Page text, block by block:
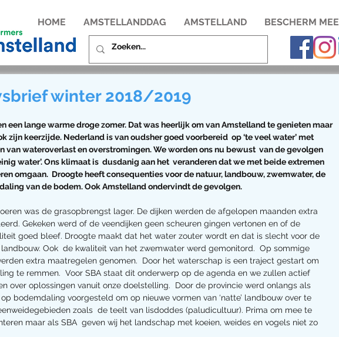
HOME AMSTELLANDDAG AMSTELLAND BESCHERM MEE
winter 2018/2019
een lange warme droge zomer. Dat was heerlijk om van Amstelland te genieten maar
zijn keerzijde. Nederland is van oudsher goed voorbereid  op ‘te veel water’ met
van wateroverlast en overstromingen. We worden ons nu bewust  van de gevolgen
water’. Ons klimaat is  dusdanig aan het  veranderen dat we met beide extremen
omgaan.  Droogte heeft consequenties voor de natuur, landbouw, zwemwater, de
van de bodem. Ook Amstelland ondervindt de gevolgen.
was de grasopbrengst lager. De dijken werden de afgelopen maanden extra
Gekeken werd of de veendijken geen scheuren gingen vertonen en of de
goed bleef. Droogte maakt dat het water zouter wordt en dat is slecht voor de
Ook  de kwaliteit van het zwemwater werd gemonitord.  Op sommige
extra maatregelen genomen.  Door het waterschap is een traject gestart om
te remmen.  Voor SBA staat dit onderwerp op de agenda en we zullen actief
over oplossingen vanuit onze doelstelling.  Door de provincie werd onlangs als
bodemdaling voorgesteld om op nieuwe vormen van ‘natte’ landbouw over te
zoals  de teelt van lisdoddes (paludicultuur). Prima om mee te
maar als SBA  geven wij het landschap met koeien, weides en vogels niet zo